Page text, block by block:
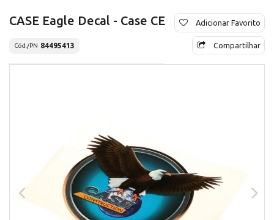
CASE Eagle Decal - Case CE
Cód./PN 84495413
Adicionar Favorito
Compartilhar